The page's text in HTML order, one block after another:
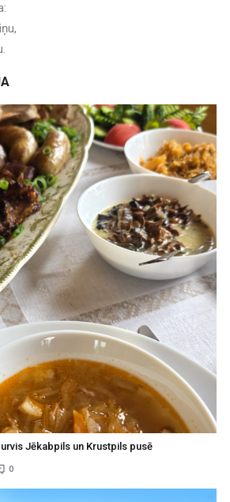
Jēkabpils un Krustpils pusē
0